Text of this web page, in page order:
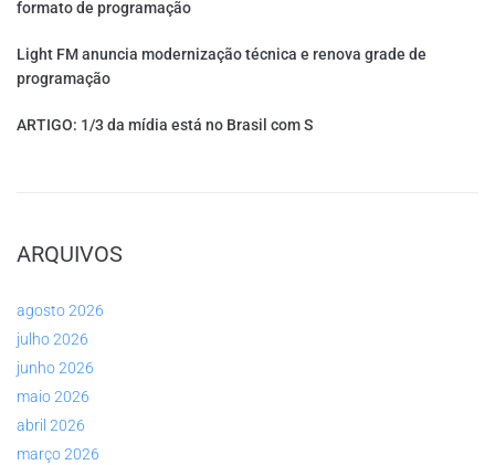
formato de programação
Light FM anuncia modernização técnica e renova grade de
programação
ARTIGO: 1/3 da mídia está no Brasil com S
ARQUIVOS
agosto 2026
julho 2026
junho 2026
maio 2026
abril 2026
março 2026